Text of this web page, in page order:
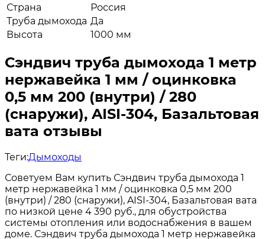
Страна
Россия
Труба дымохода Да
Высота
1000 мм
Сэндвич труба дымохода 1 метр
нержавейка 1 мм / оцинковка
0,5 мм 200 (внутри) / 280
(снаружи), AISI-304, Базальтовая
вата отзывы
Теги:Дымоходы
Советуем Вам купить Сэндвич труба дымохода 1
метр нержавейка 1 мм / оцинковка 0,5 мм 200
(внутри) / 280 (снаружи), AISI-304, Базальтовая вата
по низкой цене 4 390 руб., для обустройства
системы отопления или водоснабжения в вашем
доме. Сэндвич труба дымохода 1 метр нержавейка